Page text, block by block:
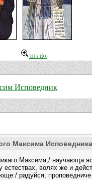
721 x 1200
Исповедник
Максима Исповедника
Максима,/ научающа
естествах, волях же и
радуйся,